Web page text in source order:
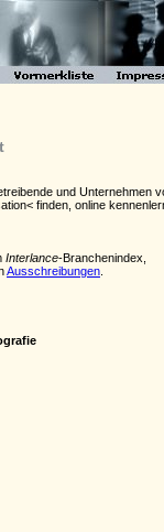
und Unternehmen
finden, online
Interlance-Branchenindex,
Ausschreibungen